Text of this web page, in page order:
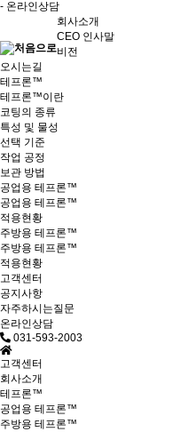
- 온라인상담
회사소개
CEO 인사말
비전
오시는길
테프론™
테프론™이란
코팅의 종류
특성 및 물성
선택 기준
작업 공정
보관 방법
공업용 테프론™
공업용 테프론™
적용현황
주방용 테프론™
주방용 테프론™
적용현황
고객센터
공지사항
자주하시는질문
온라인상담
031-593-2003
고객센터
회사소개
테프론™
공업용 테프론™
주방용 테프론™